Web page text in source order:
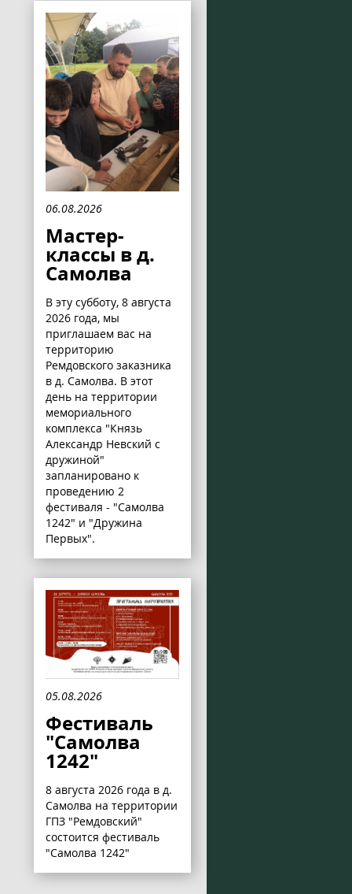
06.08.2026
Мастер-
классы в д.
Самолва
В эту субботу, 8 августа
2026 года, мы
приглашаем вас на
территорию
Ремдовского заказника
в д. Самолва. В этот
день на территории
мемориального
комплекса "Князь
Александр Невский с
дружиной"
запланировано к
проведению 2
фестиваля - "Самолва
1242" и "Дружина
Первых".
05.08.2026
Фестиваль
"Самолва
1242"
8 августа 2026 года в д.
Самолва на территории
ГПЗ "Ремдовский"
состоится фестиваль
"Самолва 1242"